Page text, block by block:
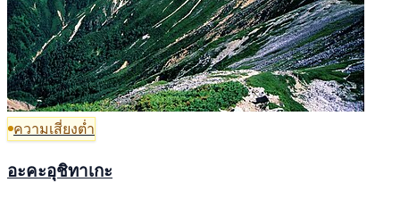
ความเสี่ยงต่ำ
อะคะอุชิทาเกะ